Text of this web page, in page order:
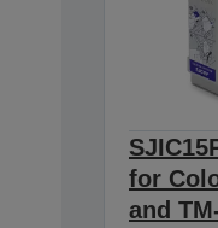
for
and